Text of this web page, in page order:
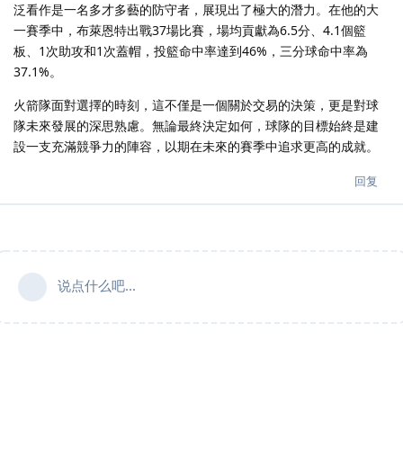
泛看作是一名多才多藝的防守者，展現出了極大的潛力。在他的大
一賽季中，布萊恩特出戰37場比賽，場均貢獻為6.5分、4.1個籃
板、1次助攻和1次蓋帽，投籃命中率達到46%，三分球命中率為
37.1%。
火箭隊面對選擇的時刻，這不僅是一個關於交易的決策，更是對球
隊未來發展的深思熟慮。無論最終決定如何，球隊的目標始終是建
設一支充滿競爭力的陣容，以期在未來的賽季中追求更高的成就。
回复
说点什么吧...